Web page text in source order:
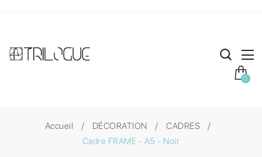
0
Accueil DÉCORATION
CADRES
Cadre FRAME - A5 - Noir